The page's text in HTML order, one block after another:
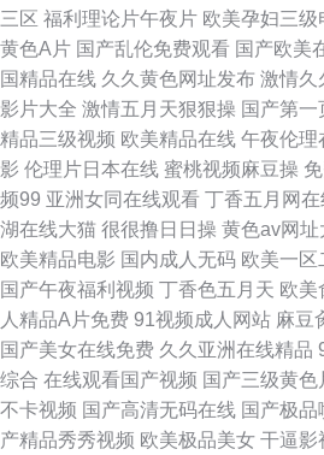
腴性感51 韩日AV 91AV女优在线电影 性欧美
色下载 中文字幕之二 老司机午夜黄色福视频
碰超碰在线 欧美午夜 成人日韩专区 欧美精
麻豆蜜桃91肉丝
三区 福利理论片午夜片 欧美孕妇三级
黄色A片 国产乱伦免费观看 国产欧美
国精品在线 久久黄色网址发布 激情久
影片大全 激情五月天狠狠操 国产第一
精品三级视频 欧美精品在线 午夜伦理
影 伦理片日本在线 蜜桃视频麻豆操
频99 亚洲女同在线观看 丁香五月网在
湖在线大猫 很很撸日日操 黄色av网址
欧美精品电影 国内成人无码 欧美一区
国产午夜福利视频 丁香色五月天 欧美
人精品A片免费 91视频成人网站 麻豆
国产美女在线免费 久久亚洲在线精品
综合 在线观看国产视频 国产三级黄色
不卡视频 国产高清无码在线 国产极品
产精品秀秀视频 欧美极品美女 干逼影